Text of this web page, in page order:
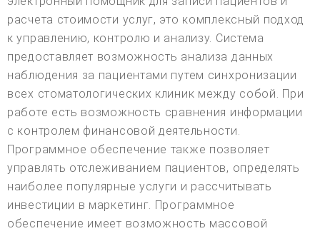
расчета стоимости услуг, это комплексный подход
к управлению, контролю и анализу. Система
предоставляет возможность анализа данных
наблюдения за пациентами путем синхронизации
всех стоматологических клиник между собой. При
работе есть возможность сравнения информации
с контролем финансовой деятельности.
Программное обеспечение также позволяет
управлять отслеживанием пациентов, определять
наиболее популярные услуги и рассчитывать
инвестиции в маркетинг. Программное
обеспечение имеет возможность массовой